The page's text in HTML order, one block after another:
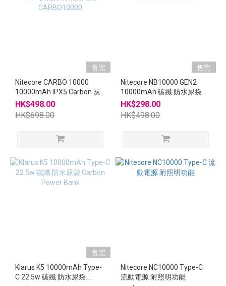
售完
Nitecore CARBO 10000
10000mAh IPX5 Carbon 炭
纖 20W 快充尿袋 流動電源
CARBO10000
HK$498.00
HK$698.00
售完
Nitecore NB10000 GEN2
10000mAh 碳纖 防水尿袋
Carbon Power Bank
HK$298.00
HK$498.00
售完
Klarus K5 10000mAh Type-
C 22.5w 碳纖 防水尿袋
Nitecore NC10000 Type-C
流動電源 附照明功能